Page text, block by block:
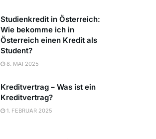
Studienkredit in Österreich:
Wie bekomme ich in
Österreich einen Kredit als
Student?
8. MAI 2025
Kreditvertrag – Was ist ein
Kreditvertrag?
1. FEBRUAR 2025